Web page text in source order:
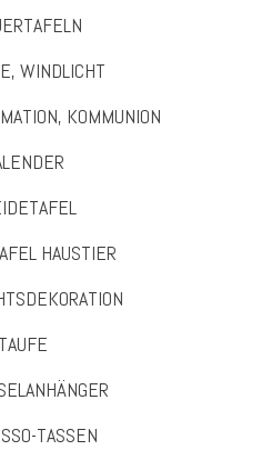
WINDLICHT
KOMMUNION
HAUSTIER
TAUFE
TASSEN